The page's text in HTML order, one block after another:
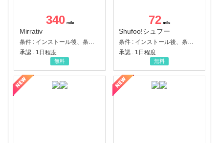
340
Mirrativ
条件 : インストール後、条件達成
承認 : 1日程度
無料
72
Shufoo!シュフー
条件 : インストール後、条件達成
承認 : 1日程度
無料